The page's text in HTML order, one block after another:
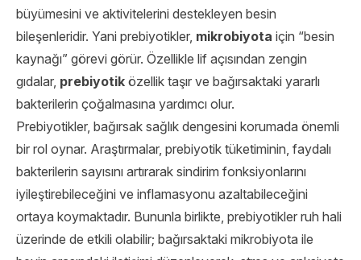
büyümesini ve aktivitelerini destekleyen besin
bileşenleridir. Yani prebiyotikler, mikrobiyota için “besin
kaynağı” görevi görür. Özellikle lif açısından zengin
gıdalar, prebiyotik özellik taşır ve bağırsaktaki yararlı
bakterilerin çoğalmasına yardımcı olur.
Prebiyotikler, bağırsak sağlık dengesini korumada önemli
bir rol oynar. Araştırmalar, prebiyotik tüketiminin, faydalı
bakterilerin sayısını artırarak sindirim fonksiyonlarını
iyileştirebileceğini ve inflamasyonu azaltabileceğini
ortaya koymaktadır. Bununla birlikte, prebiyotikler ruh hali
üzerinde de etkili olabilir; bağırsaktaki mikrobiyota ile